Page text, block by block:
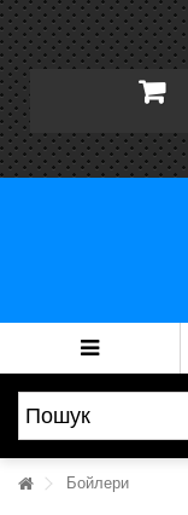
Бойлери